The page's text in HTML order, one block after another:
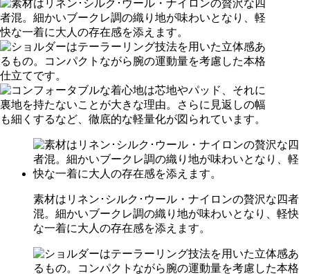
素材はリネン･シルク･ウール・ナイロンの贅沢な四者
混。細かいブークレ調の織り地が味わいとなり、軽快
な一着に大人の存在感を添えます。